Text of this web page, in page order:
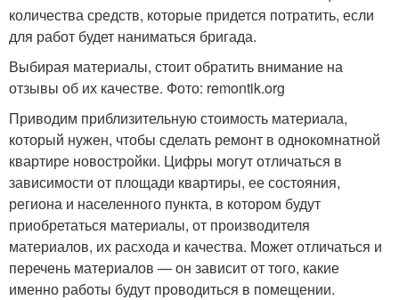
количества средств, которые придется потратить, если
для работ будет наниматься бригада.
Выбирая материалы, стоит обратить внимание на
отзывы об их качестве. Фото: remontik.org
Приводим приблизительную стоимость материала,
который нужен, чтобы сделать ремонт в однокомнатной
квартире новостройки. Цифры могут отличаться в
зависимости от площади квартиры, ее состояния,
региона и населенного пункта, в котором будут
приобретаться материалы, от производителя
материалов, их расхода и качества. Может отличаться и
перечень материалов — он зависит от того, какие
именно работы будут проводиться в помещении.